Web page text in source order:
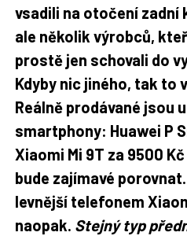
vsadili na otočení zadní
ale několik výrobců,
prostě jen schovali do
Kdyby nic jiného, tak to
Reálně prodávané jsou
smartphony: Huawei P
Xiaomi Mi 9T za 9500
bude zajímavé
levnější telefonem
naopak. Stejný typ